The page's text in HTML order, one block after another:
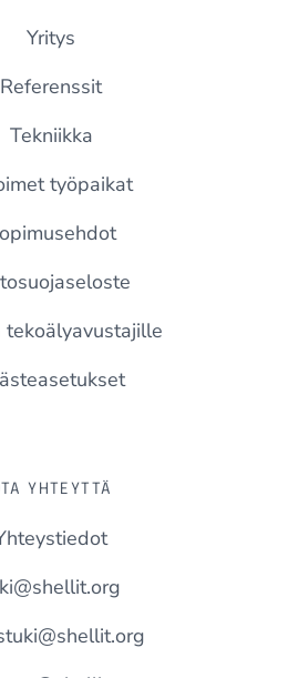
Yritys
Referenssit
Tekniikka
työpaikat
tekoälyavustajille
YHTEYTTÄ